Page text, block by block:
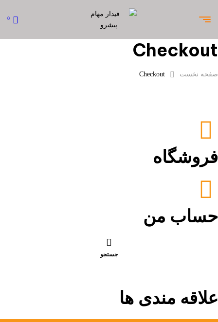
0
Checkout
صفحه نخست Checkout
فروشگاه
حساب من
جستجو
علاقه مندی ها